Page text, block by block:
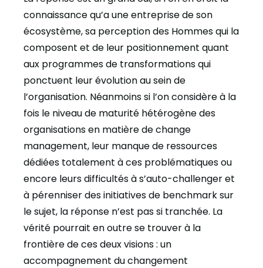
connaissance qu’a une entreprise de son
écosystème, sa perception des Hommes qui la
composent et de leur positionnement quant
aux programmes de transformations qui
ponctuent leur évolution au sein de
l’organisation. Néanmoins si l’on considère à la
fois le niveau de maturité hétérogène des
organisations en matière de change
management, leur manque de ressources
dédiées totalement à ces problématiques ou
encore leurs difficultés à s’auto-challenger et
à pérenniser des initiatives de benchmark sur
le sujet, la réponse n’est pas si tranchée. La
vérité pourrait en outre se trouver à la
frontière de ces deux visions : un
accompagnement du changement